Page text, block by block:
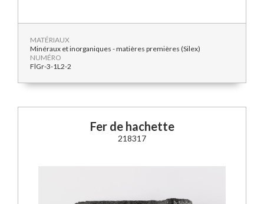
MATÉRIAUX
Minéraux et inorganiques - matières premières (Silex)
NUMÉRO
FlGr-3-1L2-2
Fer de hachette
218317